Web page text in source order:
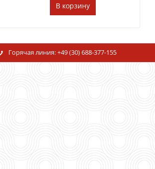
В корзину
Горячая линия:+49 (30) 688-377-155